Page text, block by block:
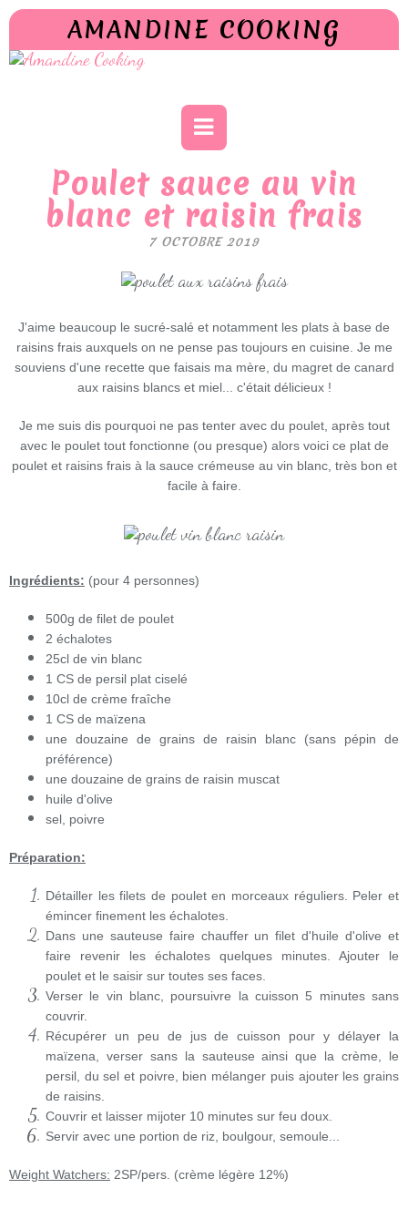
AMANDINE COOKING
Poulet sauce au vin
blanc et raisin frais
7 OCTOBRE 2019
J'aime beaucoup le sucré-salé et notamment les plats à base de
raisins frais auxquels on ne pense pas toujours en cuisine. Je me
souviens d'une recette que faisais ma mère, du magret de canard
aux raisins blancs et miel... c'était délicieux !
Je me suis dis pourquoi ne pas tenter avec du poulet, après tout
avec le poulet tout fonctionne (ou presque) alors voici ce plat de
poulet et raisins frais à la sauce crémeuse au vin blanc, très bon et
facile à faire.
Ingrédients: (pour 4 personnes)
500g de filet de poulet
2 échalotes
25cl de vin blanc
1 CS de persil plat ciselé
10cl de crème fraîche
1 CS de maïzena
une douzaine de grains de raisin blanc (sans pépin de
préférence)
une douzaine de grains de raisin muscat
huile d'olive
sel, poivre
Préparation:
Détailler les filets de poulet en morceaux réguliers. Peler et
émincer finement les échalotes.
Dans une sauteuse faire chauffer un filet d'huile d'olive et
faire revenir les échalotes quelques minutes. Ajouter le
poulet et le saisir sur toutes ses faces.
Verser le vin blanc, poursuivre la cuisson 5 minutes sans
couvrir.
Récupérer un peu de jus de cuisson pour y délayer la
maïzena, verser sans la sauteuse ainsi que la crème, le
persil, du sel et poivre, bien mélanger puis ajouter les grains
de raisins.
Couvrir et laisser mijoter 10 minutes sur feu doux.
Servir avec une portion de riz, boulgour, semoule...
Weight Watchers: 2SP/pers. (crème légère 12%)